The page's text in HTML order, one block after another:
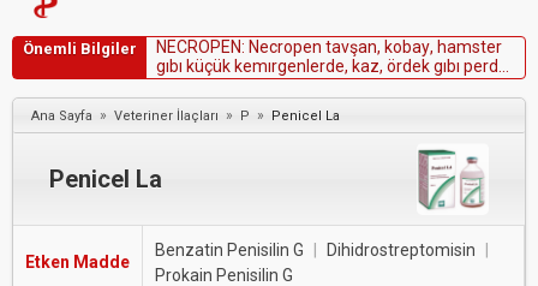
Önemli Bilgiler N ECROPEN: Necropen tavşan, kobay, hamster
gıbı küçük kemırgen erde, kaz, ördekgıbı perd
ayaklılardaveerginatlardakontrendıkedır.
Ana Sayfa » Veteriner İlaçları » P » Penicel La
Penicel La
Etken Madde
Benzatin Penisilin G Dihidrostreptomisin
Prokain Penisilin G